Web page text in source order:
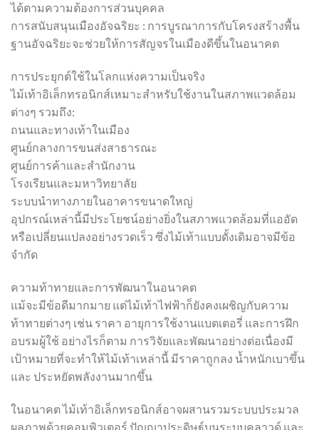
ได้ตามความต้องการส่วนบุคคล
การสนับสนุนเมืองอัจฉริยะ : การบูรณาการกับโครงสร้างพื้น
ฐานอัจฉริยะจะช่วยให้การสัญจรในเมืองดีขึ้นในอนาคต
การประยุกต์ใช้ในโลกแห่งความเป็นจริง
ไม้เท้าอิเล็กทรอนิกส์เหมาะสำหรับใช้งานในสภาพแวดล้อม
ต่างๆ รวมถึง:
ถนนและทางเท้าในเมือง
ศูนย์กลางการขนส่งสาธารณะ
ศูนย์การค้าและสำนักงาน
โรงเรียนและมหาวิทยาลัย
ระบบนำทางภายในอาคารขนาดใหญ่
อุปกรณ์เหล่านี้มีประโยชน์อย่างยิ่งในสภาพแวดล้อมที่แออัด
หรือเปลี่ยนแปลงอย่างรวดเร็ว ซึ่งไม้เท้าแบบดั้งเดิมอาจมีข้อ
จำกัด
ความท้าทายและการพัฒนาในอนาคต
แม้จะมีข้อดีมากมาย แต่ไม้เท้าไฟฟ้าก็ยังคงเผชิญกับความ
ท้าทายต่างๆ เช่น ราคา อายุการใช้งานแบตเตอรี่ และการฝึก
อบรมผู้ใช้ อย่างไรก็ตาม การวิจัยและพัฒนาอย่างต่อเนื่องมี
เป้าหมายที่จะทำให้ไม้เท้าเหล่านี้ มีราคาถูกลง น้ำหนักเบาขึ้น
และ ประหยัดพลังงานมากขึ้น
ในอนาคต ไม้เท้าอิเล็กทรอนิกส์อาจผสานรวมระบบประมวล
ผลภาพด้วยคอมพิวเตอร์ ปัญญาประดิษฐ์บนระบบคลาวด์ และ